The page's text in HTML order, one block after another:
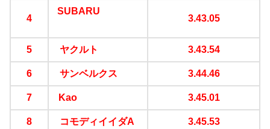
4
SUBARU
3.43.05
5 ヤクルト 3.43.54
6 サンベルクス 3.44.46
7 Kao 3.45.01
8 コモディイイダA 3.45.53